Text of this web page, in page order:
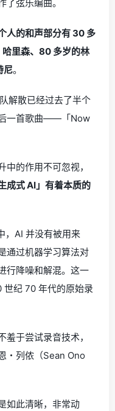
了弦乐编曲。
人的和声部分有 30 多
里森、80 多岁的林
尼。
解散已经过去了半个
一首歌曲——「Now
的作用不可忽视，
成式 AI」有着本质的
，AI 并没有被用来
通过机器学习算法对
行降噪和解混。这一
世纪 70 年代的原始录
羞于尝试录音技术，
・列侬（Sean Ono
如此清晰，非常动